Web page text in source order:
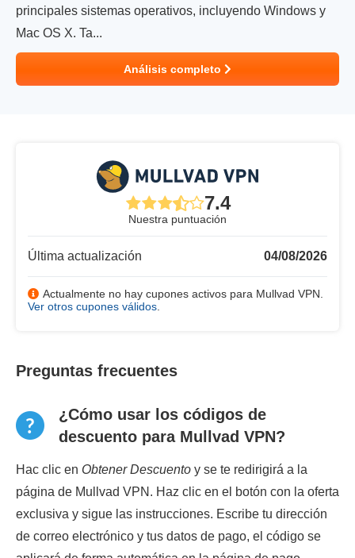
principales sistemas operativos, incluyendo Windows y
Mac OS X. Ta...
Análisis completo
7.4
Nuestra puntuación
Última actualización 04/08/2026
Actualmente no hay cupones activos para Mullvad VPN.
Ver otros cupones válidos
Preguntas frecuentes
¿Cómo usar los códigos de
descuento para Mullvad VPN?
Hac clic en Obtener Descuento y se te redirigirá a la
página de Mullvad VPN. Haz clic en el botón con la oferta
exclusiva y sigue las instrucciones. Escribe tu dirección
de correo electrónico y tus datos de pago, el código se